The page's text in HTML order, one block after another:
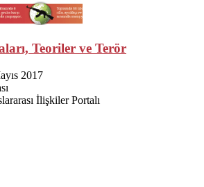
Teoriler ve Terör
2017
İlişkiler Portalı